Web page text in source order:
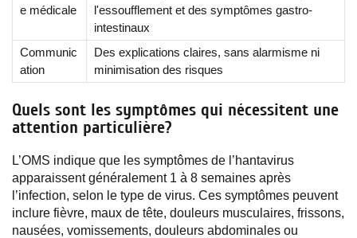
e médicale
l'essoufflement et des symptômes gastro-
intestinaux
Communic
ation
Des explications claires, sans alarmisme ni
minimisation des risques
Quels sont les symptômes qui nécessitent une
attention particulière?
L’OMS indique que les symptômes de l’hantavirus
apparaissent généralement 1 à 8 semaines après
l’infection, selon le type de virus. Ces symptômes peuvent
inclure fièvre, maux de tête, douleurs musculaires, frissons,
nausées, vomissements, douleurs abdominales ou